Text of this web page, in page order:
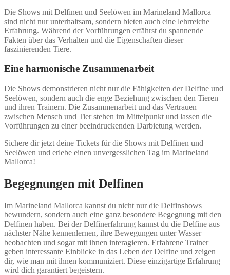
Die Shows mit Delfinen und Seelöwen im Marineland Mallorca
sind nicht nur unterhaltsam, sondern bieten auch eine lehrreiche
Erfahrung. Während der Vorführungen erfährst du spannende
Fakten über das Verhalten und die Eigenschaften dieser
faszinierenden Tiere.
Eine harmonische Zusammenarbeit
Die Shows demonstrieren nicht nur die Fähigkeiten der Delfine und
Seelöwen, sondern auch die enge Beziehung zwischen den Tieren
und ihren Trainern. Die Zusammenarbeit und das Vertrauen
zwischen Mensch und Tier stehen im Mittelpunkt und lassen die
Vorführungen zu einer beeindruckenden Darbietung werden.
Sichere dir jetzt deine Tickets für die Shows mit Delfinen und
Seelöwen und erlebe einen unvergesslichen Tag im Marineland
Mallorca!
Begegnungen mit Delfinen
Im Marineland Mallorca kannst du nicht nur die Delfinshows
bewundern, sondern auch eine ganz besondere Begegnung mit den
Delfinen haben. Bei der Delfinerfahrung kannst du die Delfine aus
nächster Nähe kennenlernen, ihre Bewegungen unter Wasser
beobachten und sogar mit ihnen interagieren. Erfahrene Trainer
geben interessante Einblicke in das Leben der Delfine und zeigen
dir, wie man mit ihnen kommuniziert. Diese einzigartige Erfahrung
wird dich garantiert begeistern.